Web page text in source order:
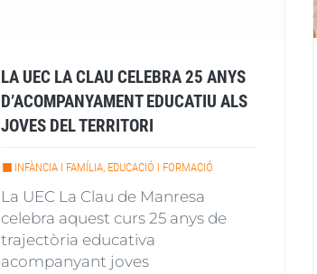
LA UEC LA CLAU CELEBRA 25 ANYS
D’ACOMPANYAMENT EDUCATIU ALS
JOVES DEL TERRITORI
INFÀNCIA I FAMÍLIA, EDUCACIÓ I FORMACIÓ
La UEC La Clau de Manresa
celebra aquest curs 25 anys de
trajectòria educativa
acompanyant joves